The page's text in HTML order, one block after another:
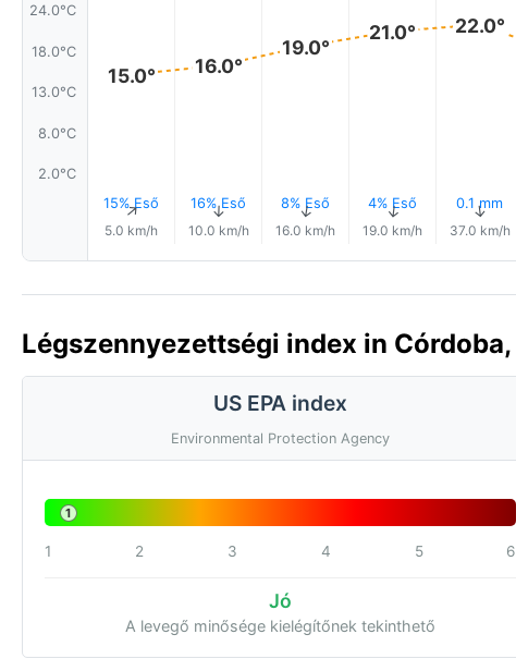
24.0°C
18.0°C
13.0°C
8.0°C
2.0°C
15.0°
15% Eső
↑
5.0 km/h
16.0°
16% Eső
↑
10.0 km/h
19.0°
8% Eső
↑
16.0 km/h
21.0°
4% Eső
↑
19.0 km/h
22.0°
0.1 mm
↑
37.0 km/h
Légszennyezettségi index in
US EPA index
Environmental Protection Agency
1
1 2 3 4 5 6
Jó
A levegő minősége kielégítőnek tekinthető